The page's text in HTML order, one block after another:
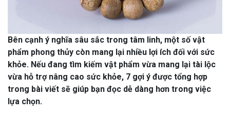
Bên cạnh ý nghĩa sâu sắc trong tâm linh, một số vật
phẩm phong thủy còn mang lại nhiều lợi ích đối với sức
khỏe. Nếu đang tìm kiếm vật phẩm vừa mang lại tài lộc
vừa hỗ trợ nâng cao sức khỏe, 7 gợi ý được tổng hợp
trong bài viết sẽ giúp bạn đọc dễ dàng hơn trong việc
lựa chọn.